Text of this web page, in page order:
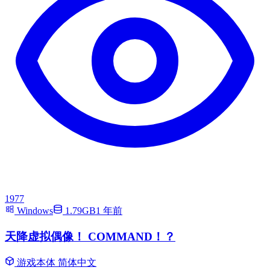
1977
Windows
1.79GB1 年前
天降虚拟偶像！ COMMAND！？
游戏本体 简体中文